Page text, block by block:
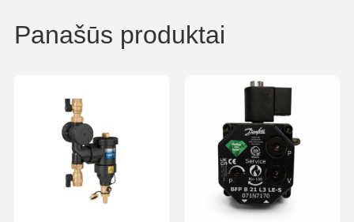
Panašūs produktai